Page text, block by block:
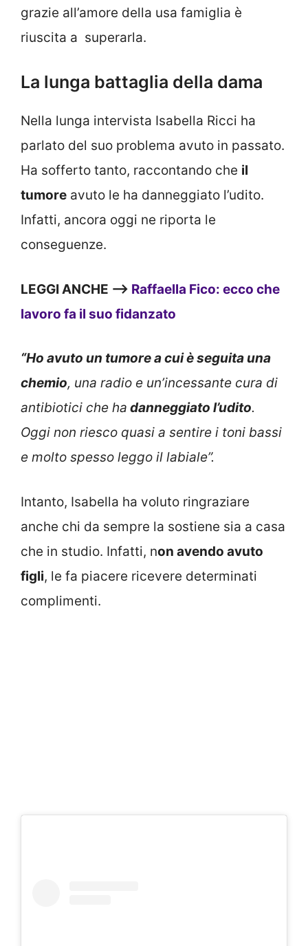
grazie all’amore della usa famiglia è
riuscita a superarla.
La lunga battaglia della dama
Nella lunga intervista Isabella Ricci ha
parlato del suo problema avuto in passato.
Ha sofferto tanto, raccontando che il
tumore avuto le ha danneggiato l’udito.
Infatti, ancora oggi ne riporta le
conseguenze.
LEGGI ANCHE —> Raffaella Fico: ecco che
lavoro fa il suo fidanzato
“Ho avuto un tumore a cui è seguita una
chemio, una radio e un’incessante cura di
antibiotici che ha danneggiato l’udito.
Oggi non riesco quasi a sentire i toni bassi
e molto spesso leggo il labiale”.
Intanto, Isabella ha voluto ringraziare
anche chi da sempre la sostiene sia a casa
che in studio. Infatti, non avendo avuto
figli, le fa piacere ricevere determinati
complimenti.